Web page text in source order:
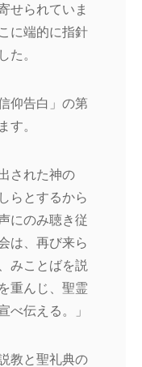
せられていま
に端的に指針
た。
仰告白」の第
す。
された神の
らとするから
にのみ聴き従
は、再び来ら
みことばを説
重んじ、聖霊
べ伝える。」
教と聖礼典の